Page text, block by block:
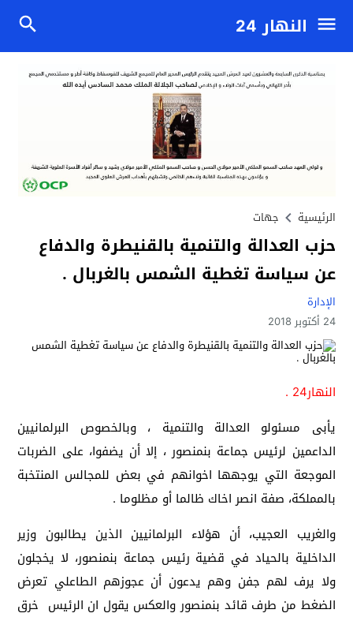
النهار 24
الرئيسية جهات
حزب العدالة والتنمية بالقنيطرة والدفاع
عن سياسة تغطية الشمس بالغربال .
الإدارة
24 أكتوبر 2018
النهار24 .
يأبى مسئولو العدالة والتنمية ، وبالخصوص البرلمانيين
الداعمين لرئيس جماعة بنمنصور ، إلا أن يضفوا، على الضربات
الموجعة التي يوجهها اخوانهم في بعض للمجالس المنتخبة
بالمملكة، صفة انصر اخاك ظالما أو مظلوما .
والغريب العجيب، أن هؤلاء البرلمانيين الذين يطالبون وزير
الداخلية بالحياد في قضية رئيس جماعة بنمنصور، لا يخجلون
ولا يرف لهم جفن وهم يدعون أن عجوزهم الطاعلي تعرض
الضغط من طرف قائد بنمنصور والعكس يقول ان الرئيس خرق